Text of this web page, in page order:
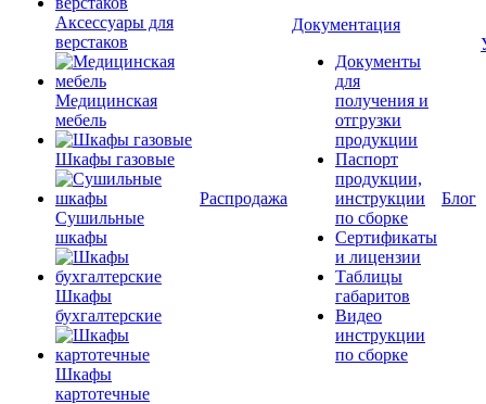
Аксессуары для
верстаков
Медицинская
мебель
Шкафы газовые
Сушильные
шкафы
Шкафы
бухгалтерские
Шкафы
картотечные
Распродажа
Документация
Документы
для
получения и
отгрузки
продукции
Паспорт
продукции,
инструкции
по сборке
Сертификаты
и лицензии
Таблицы
габаритов
Видео
инструкции
по сборке
Блог